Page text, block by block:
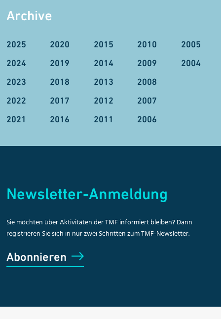
Archive
2025
2024
2023
2022
2021
2020
2019
2018
2017
2016
2015
2014
2013
2012
2011
2010
2009
2008
2007
2006
2005
2004
Newsletter-Anmeldung
Sie möchten über Aktivitäten der TMF informiert bleiben? Dann
registrieren Sie sich in nur zwei Schritten zum TMF-Newsletter.
Abonnieren